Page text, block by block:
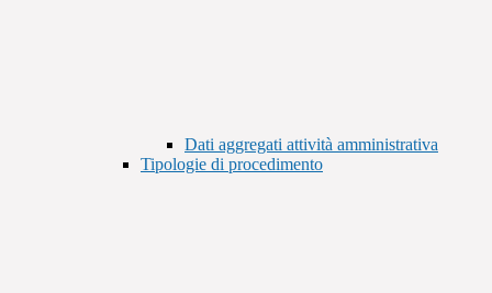
Dati aggregati attività amministrativa
Tipologie di procedimento